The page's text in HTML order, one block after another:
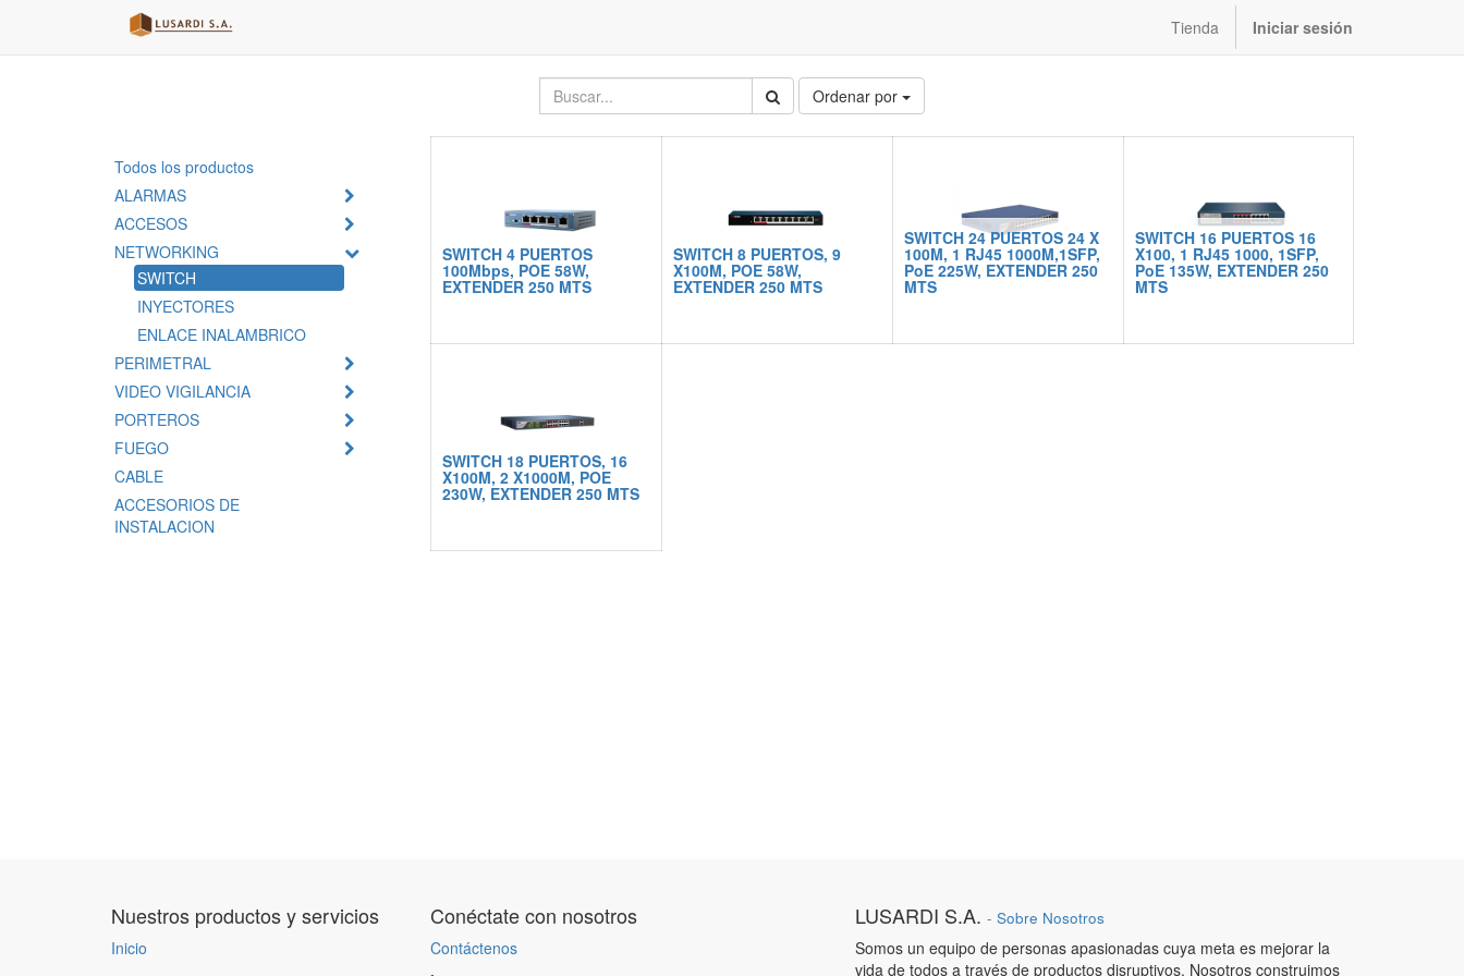
Tienda Iniciar sesión
Ordenar por
Todos los productos
ALARMAS
ACCESOS
NETWORKING
SWITCH
INYECTORES
ENLACE INALAMBRICO
PERIMETRAL
VIDEO VIGILANCIA
PORTEROS
FUEGO
CABLE
ACCESORIOS DE
INSTALACION
SWITCH 4 PUERTOS
100Mbps, POE 58W,
EXTENDER 250 MTS
SWITCH 8 PUERTOS, 9
X100M, POE 58W,
EXTENDER 250 MTS
SWITCH 24 PUERTOS 24 X
100M, 1 RJ45 1000M,1SFP,
PoE 225W, EXTENDER 250
MTS
SWITCH 16 PUERTOS 16
X100, 1 RJ45 1000, 1SFP,
PoE 135W, EXTENDER 250
MTS
SWITCH 18 PUERTOS, 16
X100M, 2 X1000M, POE
230W, EXTENDER 250 MTS
Nuestros productos y servicios
Inicio
Conéctate con nosotros
Contáctenos
LUSARDI S.A. - Sobre Nosotros
Somos un equipo de personas apasionadas cuya meta es mejorar la
vida de todos a través de productos disruptivos. Nosotros construimos